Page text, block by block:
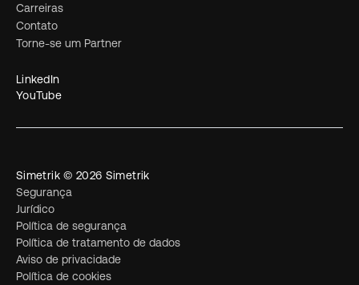
Carreiras
Contato
Torne-se um Partner
LinkedIn
YouTube
Simetrik © 2026 Simetrik
Segurança
Jurídico
Política de segurança
Política de tratamento de dados
Aviso de privacidade
Política de cookies